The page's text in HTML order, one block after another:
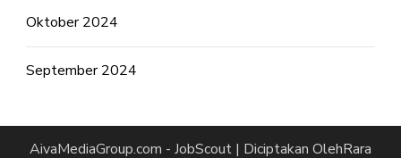
Oktober 2024
September 2024
AivaMediaGroup.com - JobScout | Diciptakan OlehRara